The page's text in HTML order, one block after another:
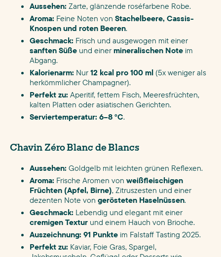
Aussehen: Zarte, glänzende roséfarbene Robe.
Aroma: Feine Noten von Stachelbeere, Cassis-
Knospen und roten Beeren.
Geschmack: Frisch und ausgewogen mit einer
sanften Süße und einer mineralischen Note im
Abgang.
Kalorienarm: Nur 12 kcal pro 100 ml (5x weniger als
herkömmlicher Champagner).
Perfekt zu: Aperitif, fettem Fisch, Meeresfrüchten,
kalten Platten oder asiatischen Gerichten.
Serviertemperatur: 6–8 °C.
Chavin Zéro Blanc de Blancs
Aussehen: Goldgelb mit leichten grünen Reflexen.
Aroma: Frische Aromen von weißfleischigen
Früchten (Apfel, Birne), Zitruszesten und einer
dezenten Note von gerösteten Haselnüssen.
Geschmack: Lebendig und elegant mit einer
cremigen Textur und einem Hauch von Brioche.
Auszeichnung: 91 Punkte im Falstaff Tasting 2025.
Perfekt zu: Kaviar, Foie Gras, Spargel,